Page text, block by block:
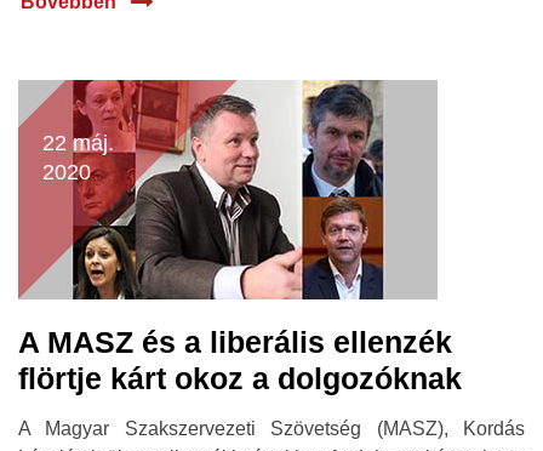
22 máj.
2020
A MASZ és a liberális ellenzék
flörtje kárt okoz a dolgozóknak
A Magyar Szakszervezeti Szövetség (MASZ), Kordás